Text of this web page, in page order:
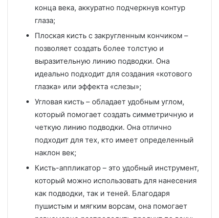
конца века, аккуратно подчеркнув контур
глаза;
Плоская кисть с закругленным кончиком –
позволяет создать более толстую и
выразительную линию подводки. Она
идеально подходит для создания «котового
глазка» или эффекта «слезы»;
Угловая кисть – обладает удобным углом,
который помогает создать симметричную и
четкую линию подводки. Она отлично
подходит для тех, кто имеет определенный
наклон век;
Кисть-аппликатор – это удобный инструмент,
который можно использовать для нанесения
как подводки, так и теней. Благодаря
пушистым и мягким ворсам, она помогает